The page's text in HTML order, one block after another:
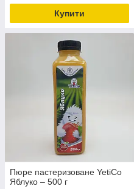
Купити
Пюре пастеризоване YetiCo
Яблуко – 500 г